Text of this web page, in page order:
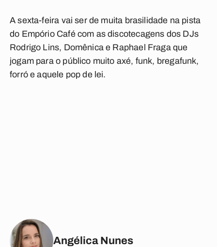
A sexta-feira vai ser de muita brasilidade na pista
do Empório Café com as discotecagens dos DJs
Rodrigo Lins, Domênica e Raphael Fraga que
jogam para o público muito axé, funk, bregafunk,
forró e aquele pop de lei.
Angélica Nunes